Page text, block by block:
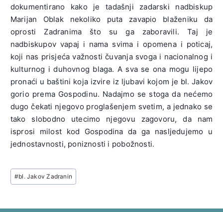
dokumentirano kako je tadašnji zadarski nadbiskup
Marijan Oblak nekoliko puta zavapio blaženiku da
oprosti Zadranima što su ga zaboravili. Taj je
nadbiskupov vapaj i nama svima i opomena i poticaj,
koji nas prisjeća važnosti čuvanja svoga i nacionalnog i
kulturnog i duhovnog blaga. A sva se ona mogu lijepo
pronaći u baštini koja izvire iz ljubavi kojom je bl. Jakov
gorio prema Gospodinu. Nadajmo se stoga da nećemo
dugo čekati njegovo proglašenjem svetim, a jednako se
tako slobodno utecimo njegovu zagovoru, da nam
isprosi milost kod Gospodina da ga nasljedujemo u
jednostavnosti, poniznosti i pobožnosti.
Post
Tags:
#bl. Jakov Zadranin